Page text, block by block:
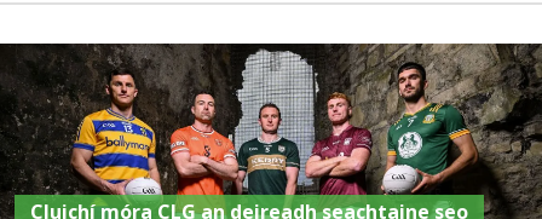
Cluichí móra CLG an deireadh seachtaine seo